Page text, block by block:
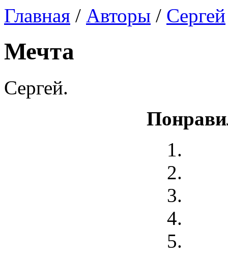
Главная / Авторы / Сергей
Мечта
Сергей.